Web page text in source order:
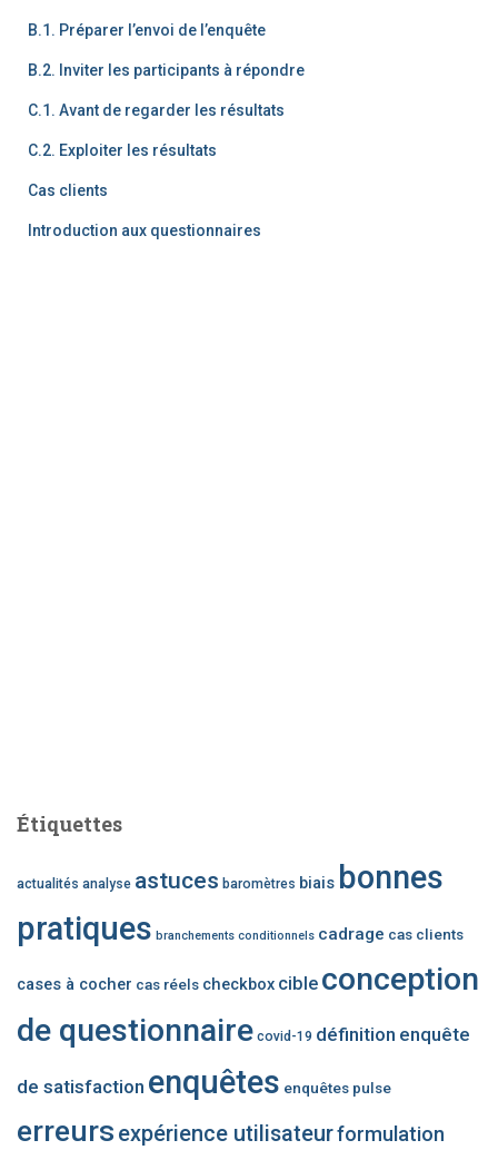
B.1. Préparer l’envoi de l’enquête
B.2. Inviter les participants à répondre
C.1. Avant de regarder les résultats
C.2. Exploiter les résultats
Cas clients
Introduction aux questionnaires
Étiquettes
actualités analyse astuces baromètres biais bonnes
pratiques branchements conditionnels cadrage cas clients
cases à cocher cas réels checkbox cible conception
de questionnaire covid-19 définition enquête
de satisfaction enquêtes enquêtes pulse
erreurs expérience utilisateurformulation